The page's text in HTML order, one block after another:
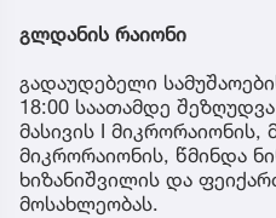
გლდანის რაიონი
გადაუდებელი
18:00 საათამდე
მასივის I მიკრორაიონის,
მიკრორაიონის, წმინდა
ხიზანიშვილის და
მოსახლეობას.